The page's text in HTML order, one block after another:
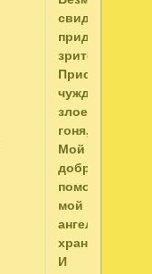
свидетель,
придирчивый
зритель,
Присутствием
чуждое,
злое
гоня,
Мой
добрый
помощник,
мой
ангел-
хранитель
И